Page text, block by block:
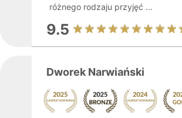
różnego rodzaju przyjęć ...
9.5
Dworek Narwiański